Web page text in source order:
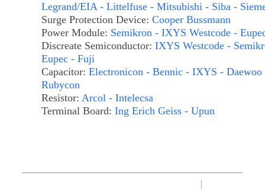
Legrand/EIA - Littelfuse - Mitsubishi - Siba -
Surge Protection Device: Cooper Bussmann
Power Module: Semikron - IXYS Westcode -
Discreate Semiconductor: IXYS Westcode -
Eupec - Fuji
Capacitor: Electronicon - Bennic - IXYS - Daewoo
Rubycon
Resistor: Arcol - Intelecsa
Terminal Board: Ing Erich Geiss - Upun